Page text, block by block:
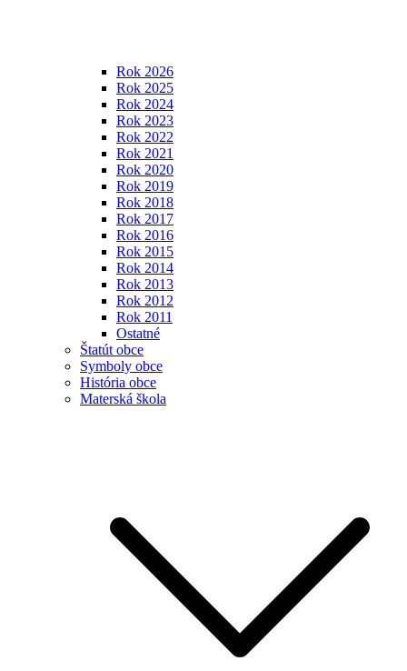
Rok 2026
Rok 2025
Rok 2024
Rok 2023
Rok 2022
Rok 2021
Rok 2020
Rok 2019
Rok 2018
Rok 2017
Rok 2016
Rok 2015
Rok 2014
Rok 2013
Rok 2012
Rok 2011
Ostatné
Štatút obce
Symboly obce
História obce
Materská škola